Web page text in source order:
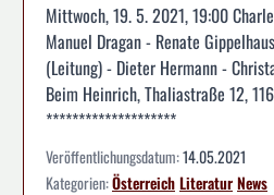
Mittwoch, 19. 5. 2021, 19:00
Manuel Dragan - Renate
(Leitung) - Dieter Hermann -
Beim Heinrich, Thaliastraße 12,
********************
Veröffentlichungsdatum:14.05.2021
Kategorien:ÖsterreichLiteraturNews